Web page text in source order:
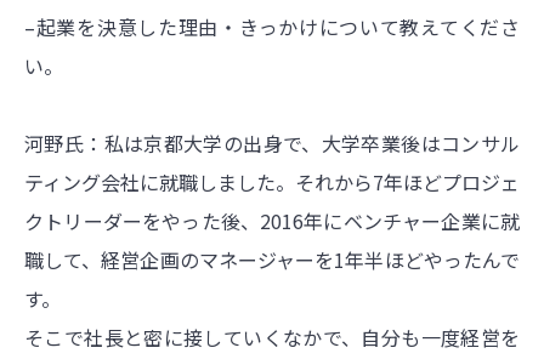
–起業を決意した理由・きっかけについて教えてくださ
い。
河野氏：私は京都大学の出身で、大学卒業後はコンサル
ティング会社に就職しました。それから7年ほどプロジェ
クトリーダーをやった後、2016年にベンチャー企業に就
職して、経営企画のマネージャーを1年半ほどやったんで
す。
そこで社長と密に接していくなかで、自分も一度経営を